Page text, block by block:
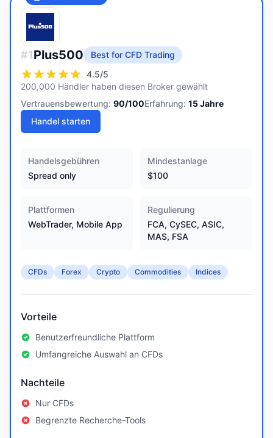
#1Plus500
Best for CFD Trading
4.5/5
200,000 Händler haben diesen Broker gewählt
Vertrauensbewertung: 90/100Erfahrung: 15Jahre
Handel starten
Handelsgebühren
Spread only
Mindestanlage
$100
Plattformen
WebTrader, Mobile App
Regulierung
FCA, CySEC, ASIC,
MAS, FSA
CFDs Forex Crypto Commodities Indices
Vorteile
Benutzerfreundliche Plattform
Umfangreiche Auswahl an CFDs
Nachteile
Nur CFDs
Begrenzte Recherche-Tools